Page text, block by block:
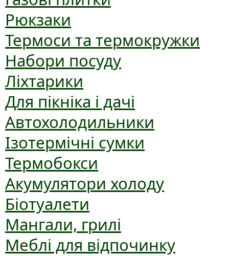
Рюкзаки
Термоси та термокружки
Набори посуду
Ліхтарики
Для пікніка і дачі
Автохолодильники
Ізотермічні сумки
Термобокси
Акумулятори холоду
Біотуалети
Мангали, грилі
Меблі для відпочинку